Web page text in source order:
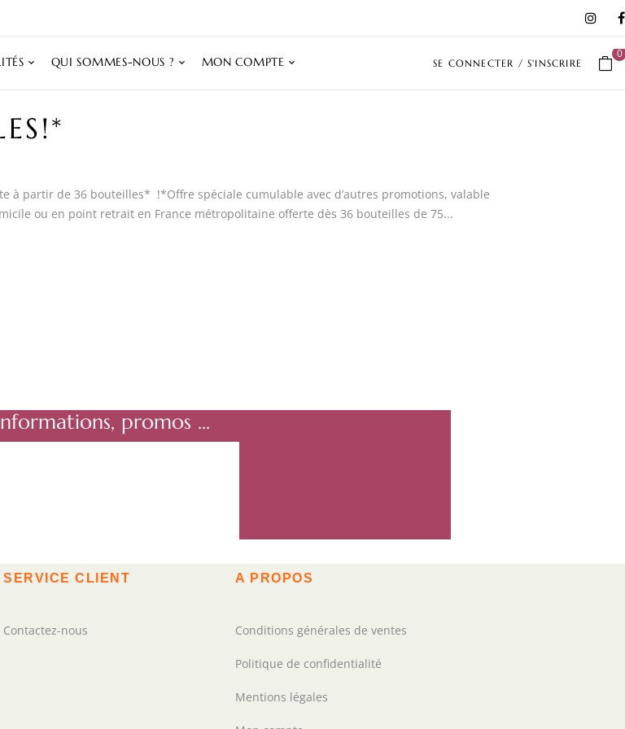
QUI SOMMES-NOUS ? MON COMPTE SE CONNECTER / S'INSCRIRE
0
à partir de 36 bouteilles* !*Offre spéciale cumulable avec d’autres promotions, valable
ou en point retrait en France métropolitaine offerte dès 36 bouteilles de 75...
promos ...
SERVICE CLIENT
Contactez-nous
A PROPOS
Conditions générales de ventes
Politique de confidentialité
Mentions légales